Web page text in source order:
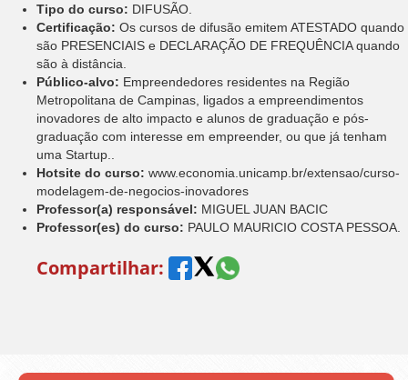
Tipo do curso: DIFUSÃO.
Certificação: Os cursos de difusão emitem ATESTADO quando
são PRESENCIAIS e DECLARAÇÃO DE FREQUÊNCIA quando
são à distância.
Público-alvo: Empreendedores residentes na Região
Metropolitana de Campinas, ligados a empreendimentos
inovadores de alto impacto e alunos de graduação e pós-
graduação com interesse em empreender, ou que já tenham
uma Startup..
Hotsite do curso: www.economia.unicamp.br/extensao/curso-
modelagem-de-negocios-inovadores
Professor(a) responsável: MIGUEL JUAN BACIC
Professor(es) do curso: PAULO MAURICIO COSTA PESSOA.
Compartilhar: